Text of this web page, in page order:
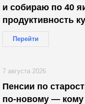
и собираю по 40
продуктивность
Перейти
Пенсии по
по-новому — кому
7 августа 2026